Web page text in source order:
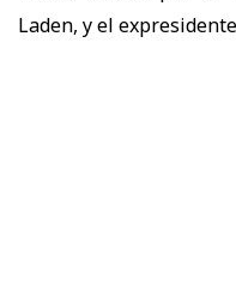
Laden, y el